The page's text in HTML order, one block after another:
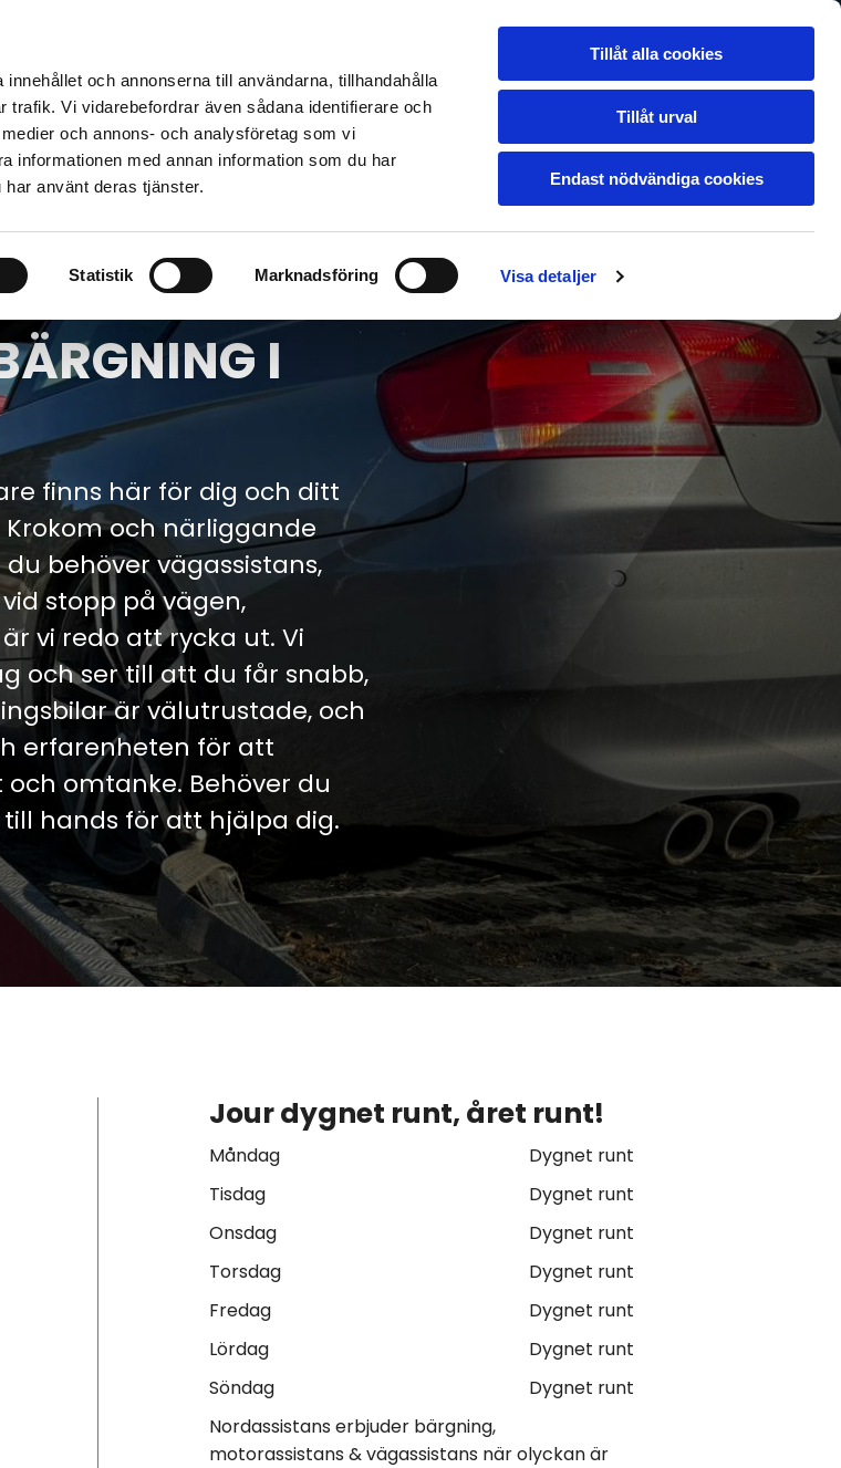
och annonserna till användarna, tillhandahålla
Vi vidarebefordrar även sådana identifierare och
och annons- och analysföretag som vi
informationen med annan information som du har
använt deras tjänster.
Statistik Marknadsföring Visa detaljer
Tillåt alla cookies
Tillåt urval
Endast nödvändiga cookies
Om oss
KONTAKTA OSS
I
finns här för dig och ditt
och närliggande
behöver vägassistans,
stopp på vägen,
vi redo att rycka ut. Vi
och ser till att du får snabb,
är välutrustade, och
erfarenheten för att
omtanke. Behöver du
hands för att hjälpa dig.
Jour dygnet runt, året runt!
Måndag
Dygnet runt
Tisdag
Dygnet runt
Onsdag
Dygnet runt
Torsdag
Dygnet runt
Fredag
Dygnet runt
Lördag
Dygnet runt
Söndag
Dygnet runt
Nordassistans erbjuder bärgning,
motorassistans & vägassistans när olyckan är